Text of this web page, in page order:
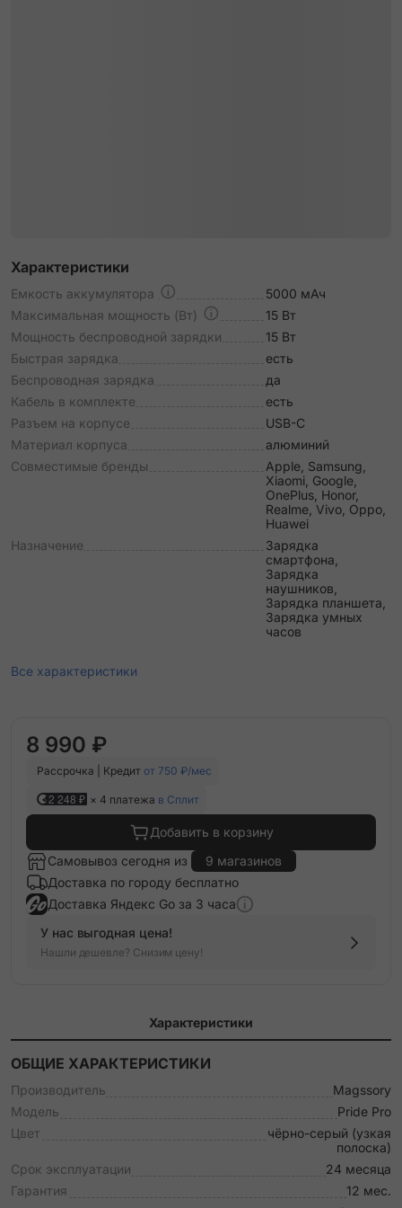
Характеристики
Емкость аккумулятора
5000 мАч
Максимальная мощность (Вт)
15 Вт
Мощность беспроводной зарядки
15 Вт
Быстрая зарядка
есть
Беспроводная зарядка
да
Кабель в комплекте
есть
Разъем на корпусе
USB-C
Материал корпуса
алюминий
Совместимые бренды
Apple, Samsung,
Xiaomi, Google,
OnePlus, Honor,
Realme, Vivo, Oppo,
Huawei
Назначение
Зарядка
смартфона,
Зарядка
наушников,
Зарядка планшета,
Зарядка умных
часов
Все характеристики
8 990 ₽
Рассрочка | Кредит от 750 ₽/мес
2 248 ₽ × 4 платежа в Сплит
Добавить в корзину
Самовывоз сегодня из
9 магазинов
Доставка по городу бесплатно
Доставка Яндекс Go за 3 часа
У нас выгодная цена!
Нашли дешевле? Снизим цену!
Характеристики
ОБЩИЕ ХАРАКТЕРИСТИКИ
Производитель
Magssory
Модель
Pride Pro
Цвет
чёрно-серый (узкая
полоска)
Срок эксплуатации
24 месяца
Гарантия
12 мес.